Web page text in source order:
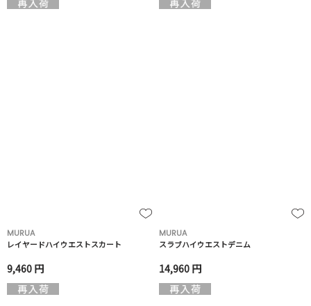
MURUA
レイヤードハイウエストスカート
9,460 円
MURUA
スラブハイウエストデニム
14,960 円